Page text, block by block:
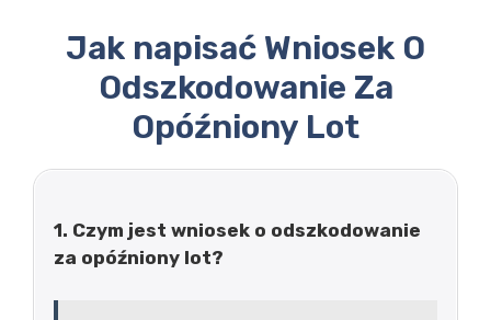
Jak napisać Wniosek O
Odszkodowanie Za
Opóźniony Lot
1. Czym jest wniosek o odszkodowanie
za opóźniony lot?